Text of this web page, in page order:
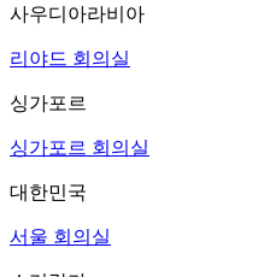
사우디아라비아
리야드 회의실
싱가포르
싱가포르 회의실
대한민국
서울 회의실